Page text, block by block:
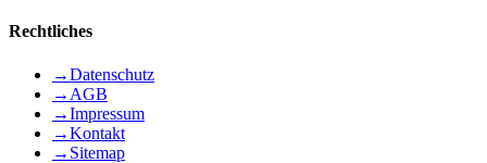
Rechtliches
→Datenschutz
→ AGB
→Impressum
→Kontakt
→ Sitemap